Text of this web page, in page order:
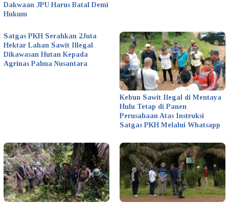
Dakwaan JPU Harus Batal Demi
Hukum
Satgas PKH Serahkan 2Juta
Hektar Lahan Sawit Illegal
Dikawasan Hutan Kepada
Agrinas Palma Nusantara
Kebun Sawit Ilegal di Mentaya
Hulu Tetap di Panen
Perusahaan Atas Instruksi
Satgas PKH Melalui Whatsapp